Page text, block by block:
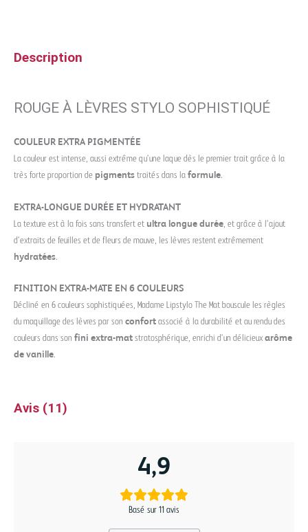
Description
ROUGE À LÈVRES STYLO SOPHISTIQUÉ
COULEUR EXTRA PIGMENTÉE
La couleur est intense, aussi extrême qu’une laque dès le premier trait grâce à la
très forte proportion de pigments traités dans la formule.
EXTRA-LONGUE DURÉE ET HYDRATANT
La texture est à la fois sans transfert et ultra longue durée , et grâce à l’ajout
d’extraits de feuilles et de fleurs de mauve, les lèvres restent extrêmement
hydratées.
FINITION EXTRA-MATE EN 6 COULEURS
Décliné en 6 couleurs sophistiquées, Madame Lipstylo The Mat bouscule les règles
du maquillage des lèvres par son confort associé à la durabilité et au rendu des
couleurs dans son fini extra-mat stratosphérique, enrichi d’un délicieux arôme
de vanille.
Avis (11)
4,9
Basé sur 11 avis